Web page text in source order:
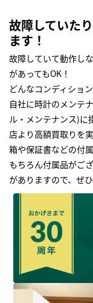
故障していた
ます！
故障していて動作し
があってもOK！
どんなコンディショ
自社に時計のメンテ
ル・メンテナンス)に
店より高額買取りを
箱や保証書などの付
もちろん付属品がご
がありますので、ぜ